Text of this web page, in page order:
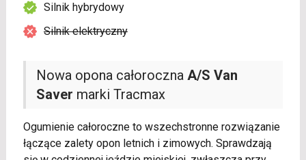
Nowa opona całoroczna A/S Van
Saver marki Tracmax
Ogumienie całoroczne to wszechstronne rozwiązanie
łączące zalety opon letnich i zimowych. Sprawdzają
Silnik hybrydowy
Silnik elektryczny